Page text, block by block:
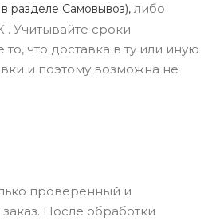
разделе Самовывоз), либо
. Учитывайте сроки
что доставка в ту или иную
и поэтому возможна не
проверенный и
После обработки